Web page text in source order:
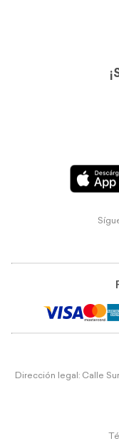
Dirección legal: Calle